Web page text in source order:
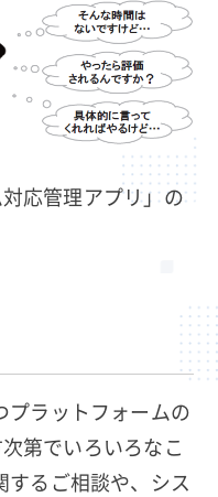
応管理アプリ」の
プラットフォームの
第でいろいろなこ
するご相談や、シス